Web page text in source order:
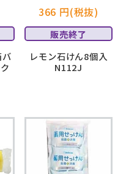
366 円(税抜)
販売終了
レモン石けん8個入
N112J